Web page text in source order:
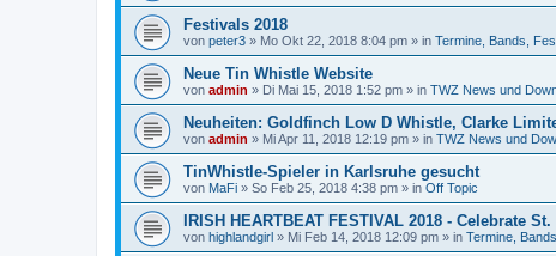
Festivals 2018
von peter3 » Mo Okt 22, 2018 8:04 pm » in Termine, Bands,
Neue Tin Whistle Website
von admin » Di Mai 15, 2018 1:52 pm » in TWZ News und
Neuheiten: Goldfinch Low D Whistle, Clarke
von admin » Mi Apr 11, 2018 12:19 pm » in TWZ News und
TinWhistle-Spieler in Karlsruhe gesucht
von MaFi » So Feb 25, 2018 4:38 pm » in Off Topic
IRISH HEARTBEAT FESTIVAL 2018 - Celebrate
von highlandgirl » Mi Feb 14, 2018 12:09 pm » in Termine,